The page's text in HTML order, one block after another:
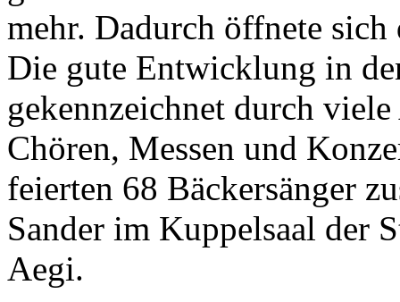
mehr. Dadurch öffnete
Die gute Entwicklung in
gekennzeichnet durch
Chören, Messen und
feierten 68 Bäckersänger
Sander im Kuppelsaal der
Aegi.